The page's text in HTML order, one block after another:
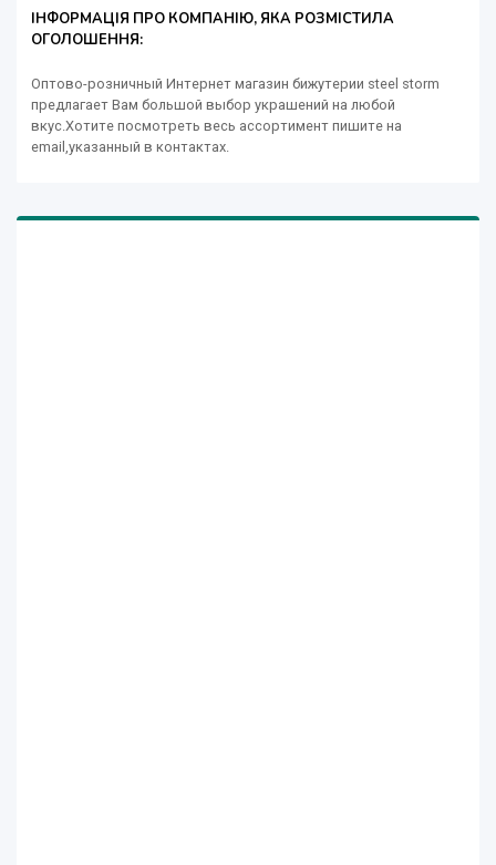
ІНФОРМАЦІЯ ПРО КОМПАНІЮ, ЯКА РОЗМІСТИЛА
ОГОЛОШЕННЯ:
Оптово-розничный Интернет магазин бижутерии steel storm
предлагает Вам большой выбор украшений на любой
вкус.Хотите посмотреть весь ассортимент пишите на
еmail,указанный в контактах.